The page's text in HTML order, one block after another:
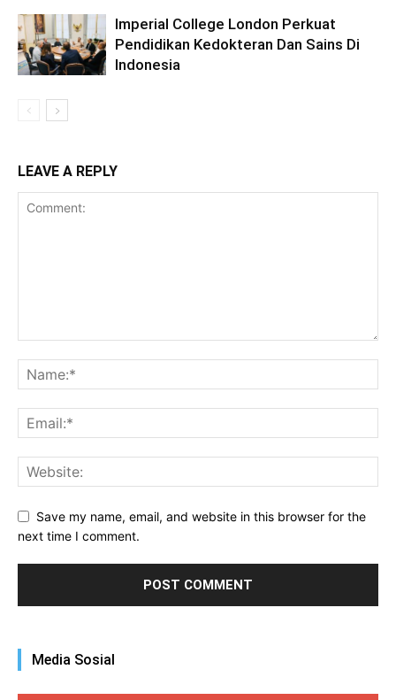
Imperial College London Perkuat
Pendidikan Kedokteran Dan Sains Di
Indonesia
LEAVE A REPLY
Save my name, email, and website in this browser for the
next time I comment.
Media Sosial